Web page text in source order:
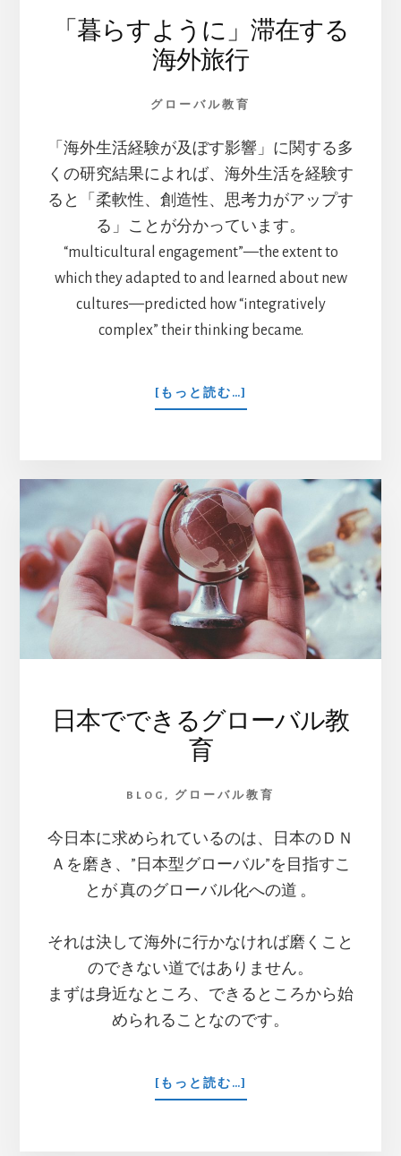
「暮らすように」滞在する
海外旅行
グローバル教育
「海外生活経験が及ぼす影響」に関する多
くの研究結果によれば、海外生活を経験す
ると「柔軟性、創造性、思考力がアップす
る」ことが分かっています。
“multicultural engagement”—the extent to
which they adapted to and learned about new
cultures—predicted how “integratively
complex” their thinking became.
[もっと読む…]
「暮
う
に」
滞
在
す
る
海
外
旅
日本でできるグローバル教
育
BLOG , グローバル教育
今日本に求められているのは、日本のＤＮ
Ａを磨き、”日本型グローバル”を目指すこ
とが 真のグローバル化への道 。
それは決して海外に行かなければ磨くこと
のできない道ではありません。
まずは身近なところ、できるところから始
められることなのです。
[もっと読む…]
日